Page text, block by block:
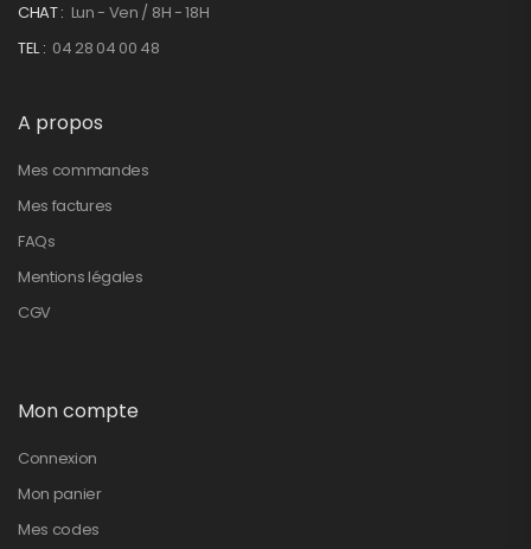
CHAT : Lun - Ven / 8H - 18H
TEL : 04 28 04 00 48
A propos
Mes commandes
Mes factures
FAQs
Mentions légales
CGV
Mon compte
Connexion
Mon panier
Mes codes